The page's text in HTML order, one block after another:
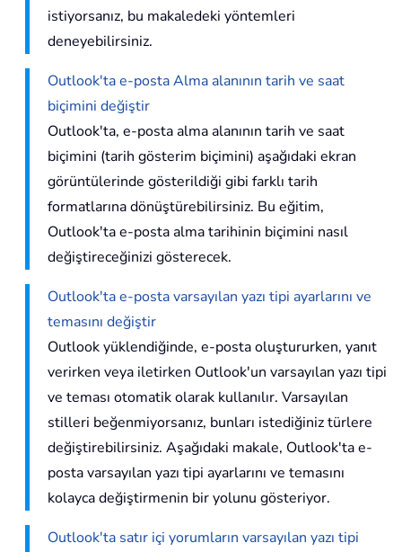
istiyorsanız, bu makaledeki yöntemleri
deneyebilirsiniz.
Outlook'ta e-posta Alma alanının tarih ve saat
biçimini değiştir
Outlook'ta, e-posta alma alanının tarih ve saat
biçimini (tarih gösterim biçimini) aşağıdaki ekran
görüntülerinde gösterildiği gibi farklı tarih
formatlarına dönüştürebilirsiniz. Bu eğitim,
Outlook'ta e-posta alma tarihinin biçimini nasıl
değiştireceğinizi gösterecek.
Outlook'ta e-posta varsayılan yazı tipi ayarlarını ve
temasını değiştir
Outlook yüklendiğinde, e-posta oluştururken, yanıt
verirken veya iletirken Outlook'un varsayılan yazı tipi
ve teması otomatik olarak kullanılır. Varsayılan
stilleri beğenmiyorsanız, bunları istediğiniz türlere
değiştirebilirsiniz. Aşağıdaki makale, Outlook'ta e-
posta varsayılan yazı tipi ayarlarını ve temasını
kolayca değiştirmenin bir yolunu gösteriyor.
Outlook'ta satır içi yorumların varsayılan yazı tipi